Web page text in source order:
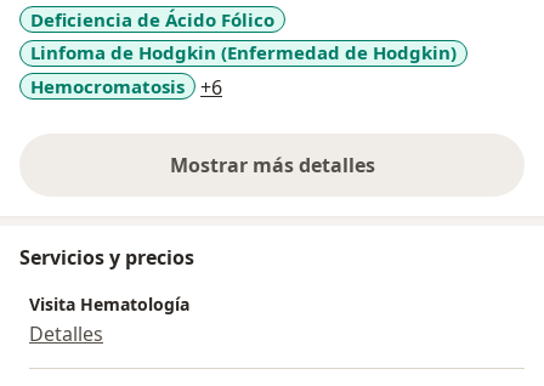
Deficiencia de Ácido Fólico
Linfoma de Hodgkin (Enfermedad de Hodgkin)
Hemocromatosis
+6a11y_sr_more_diseases
Mostrar más detalles
sobre la experiencia
Servicios y precios
Visita Hematología
Detalles